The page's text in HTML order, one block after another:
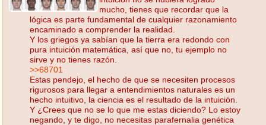
mucho, tienes que recordar que la
lógica es parte fundamental de cualquier razonamiento
encaminado a comprender la realidad.
Y los griegos ya sabían que la tierra era redondo con
pura intuición matemática, así que no, tu ejemplo no
sirve y no tienes razón.
>>68701
Estas pendejo, el hecho de que se necesiten procesos
rigurosos para llegar a entendimientos naturales es un
hecho intuitivo, la ciencia es el resultado de la intuición.
Y ¿Crees que no se lo que me estas diciendo? Lo estoy
negando, y te digo, no necesitas parafernalia genética